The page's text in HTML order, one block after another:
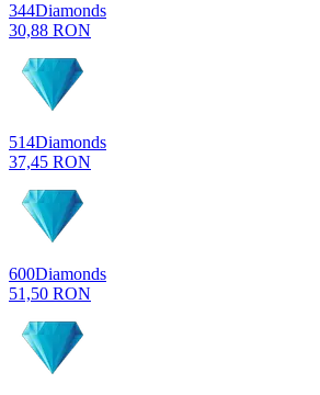
344Diamonds
30,88 RON
514Diamonds
37,45 RON
600Diamonds
51,50 RON